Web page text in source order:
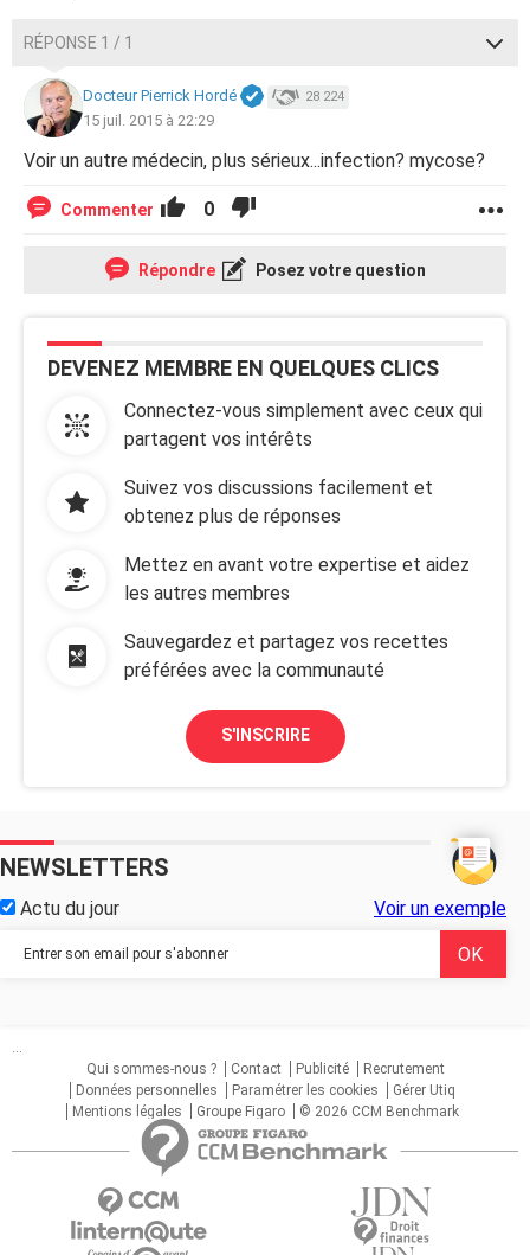
RÉPONSE 1 / 1
Docteur Pierrick Hordé 28 224
15 juil. 2015 à 22:29
Voir un autre médecin, plus sérieux...infection? mycose?
Commenter 0
Répondre Posez votre question
DEVENEZ MEMBRE EN QUELQUES CLICS
Connectez-vous simplement avec ceux qui
partagent vos intérêts
Suivez vos discussions facilement et
obtenez plus de réponses
Mettez en avant votre expertise et aidez
les autres membres
Sauvegardez et partagez vos recettes
préférées avec la communauté
S'INSCRIRE
NEWSLETTERS
Actu du jour Voir un exemple
...
Qui sommes-nous ?
Contact Publicité
Recrutement
Données personnelles
Paramétrer les cookies
Gérer Utiq
Mentions légales
Groupe Figaro © 2026 CCM Benchmark